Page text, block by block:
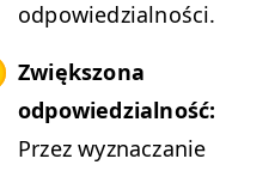
odpowiedzialności.
Zwięk­szona
odpowiedzial­ność:
Przez wyz­naczanie